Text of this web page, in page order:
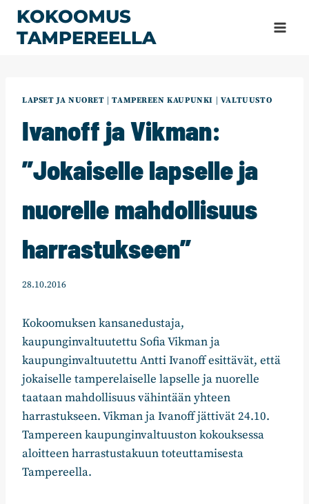
Siirry
sisältöön
KOKOOMUS
TAMPEREELLA
LAPSET JA NUORET |TAMPEREEN KAUPUNKI VALTUUSTO
Ivanoff ja Vikman:
”Jokaiselle lapselle ja
nuorelle mahdollisuus
harrastukseen”
28.10.2016
Kokoomuksen kansanedustaja,
kaupunginvaltuutettu Sofia Vikman ja
kaupunginvaltuutettu Antti Ivanoff esittävät, että
jokaiselle tamperelaiselle lapselle ja nuorelle
taataan mahdollisuus vähintään yhteen
harrastukseen. Vikman ja Ivanoff jättivät 24.10.
Tampereen kaupunginvaltuuston kokouksessa
aloitteen harrastustakuun toteuttamisesta
Tampereella.